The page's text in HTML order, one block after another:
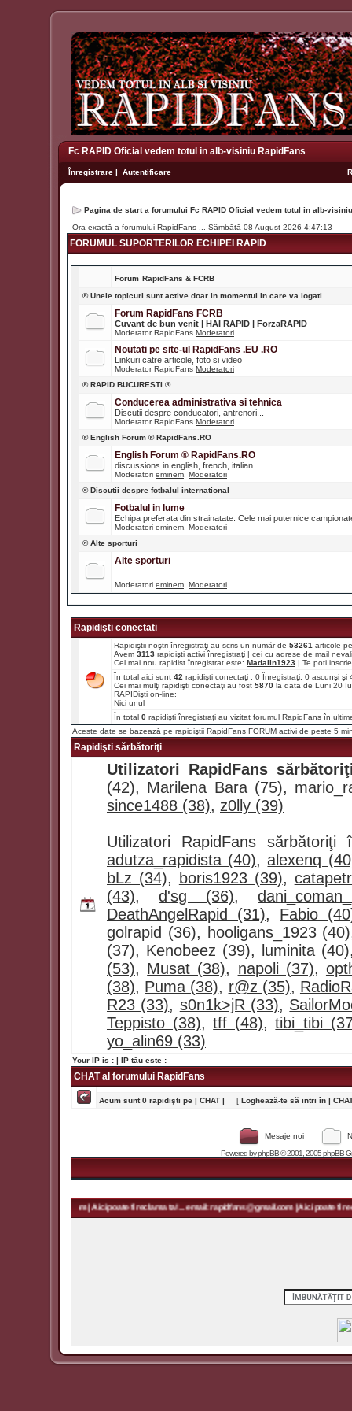
Fc RAPID Oficial vedem totul in alb-visiniu RapidFans
Înregistrare | Autentificare
Pagina de start a forumului Fc RAPID Oficial vedem totul in alb-
Ora exactă a forumului RapidFans ... Sâmbătă 08 August 2026 4:47:13
FORUMUL SUPORTERILOR ECHIPEI RAPID
Forum RapidFans & FCRB
® Unele topicuri sunt active doar in momentul in care va logati
Forum RapidFans FCRB
Cuvant de bun venit | HAI RAPID | ForzaRAPID
Moderator RapidFans Moderatori
Noutati pe site-ul RapidFans .EU .RO
Linkuri catre articole, foto si video
Moderator RapidFans Moderatori
® RAPID BUCURESTI ®
Conducerea administrativa si tehnica
Discutii despre conducatori, antrenori...
Moderator RapidFans Moderatori
® English Forum ® RapidFans.RO
English Forum ® RapidFans.RO
discussions in english, french, italian...
Moderatori eminem Moderatori
® Discutii despre fotbalul international
Fotbalul in lume
Echipa preferata din strainatate. Cele mai puternice
Moderatori eminem Moderatori
® Alte sporturi
Alte sporturi
Moderatori eminem Moderatori
Rapidişti conectati
Rapidiştii noştri înregistraţi au scris un număr de 53261 articole
Avem 3113 rapidişti activi înregistraţi | cei cu adrese de mail
Cel mai nou rapidist înregistrat este: Madalin1923 | Te poti
În total aici sunt 42 rapidişti conectaţi : 0 Înregistraţi, 0 ascunşi
Cei mai mulţi rapidişti conectaţi au fost 5870 la data de Luni 20
RAPIDişti on-line:
Nici unul
În total 0 rapidişti înregistraţi au vizitat forumul RapidFans în
Aceste date se bazează pe rapidiştii RapidFans FORUM activi de peste 5
Rapidişti sărbătoriţi
Utilizatori RapidFans
(42), Marilena Bara (75),
since1488 (38), z0lly (39)
Utilizatori RapidFans
adutza_rapidista (40),alexenq
bLz (34), boris1923 (39),
(43),d'sg (36),
DeathAngelRapid (31), Fabio
golrapid (36), hooligans_1923 (40)
(37), Kenobeez (39), luminita (40)
(53), Musat (38), napoli (37),
(38), Puma (38), r@z (35),
R23 (33), s0n1k>jR (33),
Teppisto (38),tff (48),tibi_tibi
yo_alin69 (33)
Your IP is : | IP tău este :
CHAT al forumului RapidFans
Acum sunt 0 rapidişti pe | CHAT | [ Loghează-te să intri în |
Mesaje noi
Powered byphpBB© 2001, 2005 phpBB
| Aici poate fi reclama ta! ... email: rapidfans@gmail.com | Aici poate fi